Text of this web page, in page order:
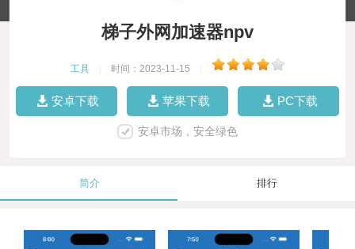
梯子外网加速器npv
工具 时间：2023-11-15
安卓下载 苹果下载 PC下载
安卓市场，安全绿色
简介 排行